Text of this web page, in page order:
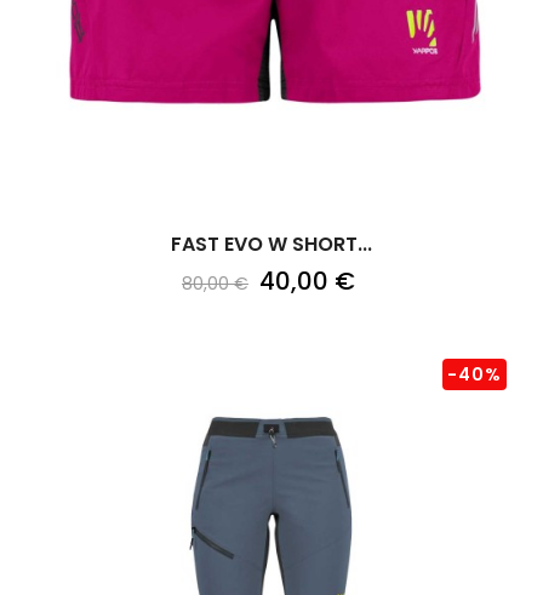
FAST EVO W SHORT...
80,00 € 40,00 €
-40%